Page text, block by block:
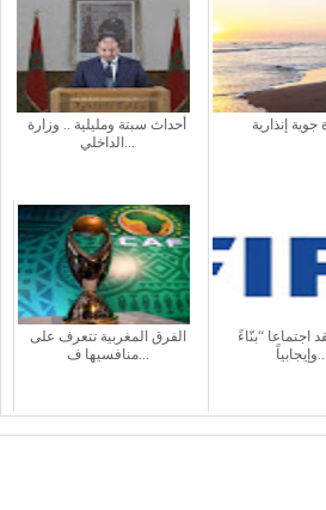
أحداث سبتة ومليلية .. وزارة
الداخلي...
إنذارية
الفرق المغربية تتعرف على
منافسيها ف...
اجتماعا “بنّاءً
وإيجابياً...